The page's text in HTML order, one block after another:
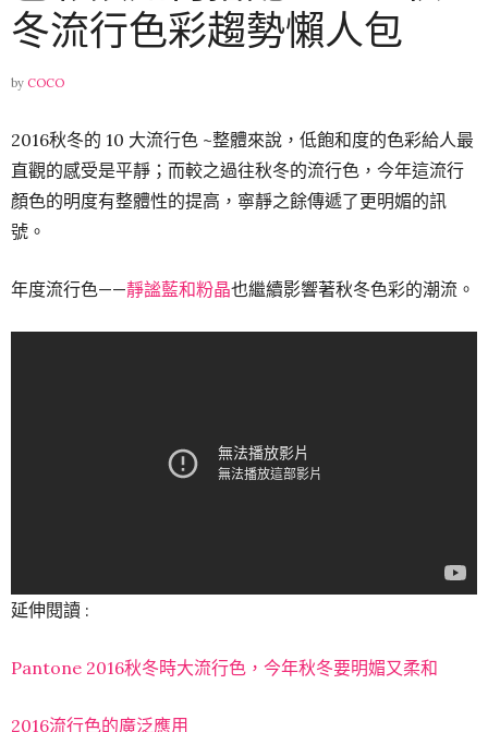
冬流行色彩趨勢懶人包
by COCO
2016秋冬的 10 大流行色 ~整體來說，低飽和度的色彩給人最
直觀的感受是平靜；而較之過往秋冬的流行色，今年這流行
顏色的明度有整體性的提高，寧靜之餘傳遞了更明媚的訊
號。
年度流行色——靜謐藍和粉晶也繼續影響著秋冬色彩的潮流。
延伸閱讀 :
Pantone 2016秋冬時大流行色，今年秋冬要明媚又柔和
2016流行色的廣泛應用